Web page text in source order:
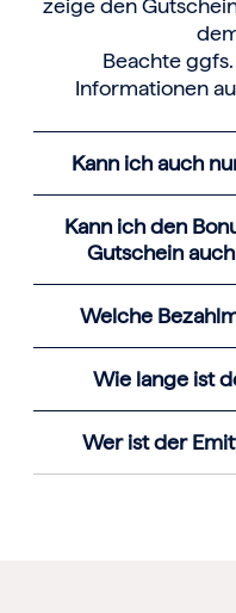
zeige den
Beachte
Informationen
Kann ich auch
Kann ich den
Gutschein
Welche
Wie lange ist
Wer ist der